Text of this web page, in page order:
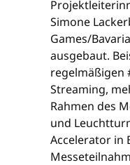
Simone
Games/
ausgebaut.
regelmäßigen
Streaming,
Rahmen des
und
Accelerator in